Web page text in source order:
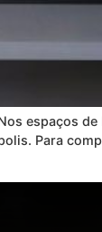
espaços
Para